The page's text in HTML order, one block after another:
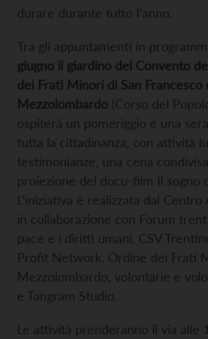
durare durante tutto l’anno.
Tra gli appuntamenti in
giugno il giardino del Convento
dei Frati Minori di San Francesco
Mezzolombardo (Corso del
ospiterà un pomeriggio e una
tutta la cittadinanza, con attività
testimonianze, una cena
proiezione del docu-film Il sogno
L’iniziativa è realizzata dal Centro
in collaborazione con Forum
pace e i diritti umani, CSV
Profit Network, Ordine dei Frati
Mezzolombardo, volontarie e
e Tangram Studio.
Le attività prenderanno il via alle